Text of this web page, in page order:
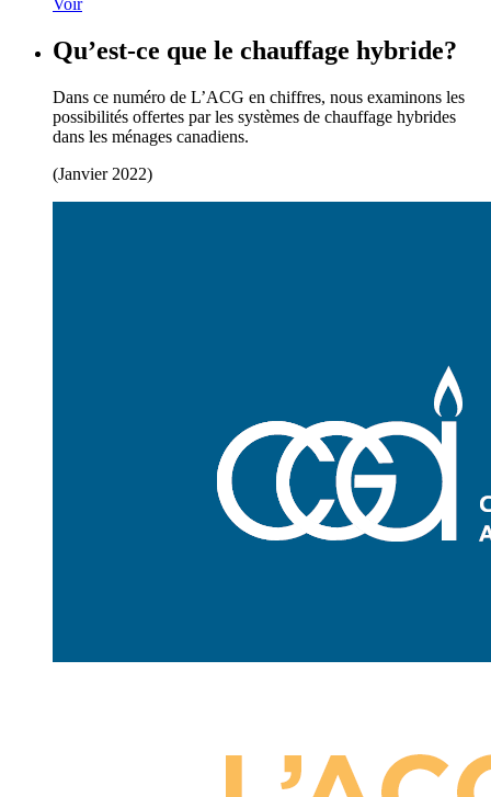
Voir
Qu’est-ce que le chauffage hybride?
Dans ce numéro de L’ACG en chiffres, nous examinons les
possibilités offertes par les systèmes de chauffage hybrides
dans les ménages canadiens.
(Janvier 2022)